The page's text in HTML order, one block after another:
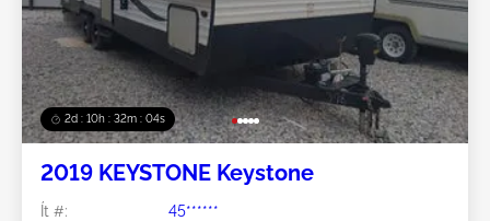
2d : 10h : 32m : 01s
2019 KEYSTONE Keystone
Ít #:
45******